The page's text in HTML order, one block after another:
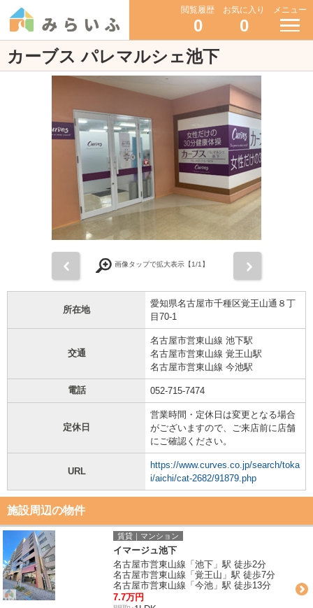
閲覧履歴
0
お気に入り
0
メニュー
カーブス パレマルシェ池下
画像タップで拡大表示【1/1】
所在地
愛知県名古屋市千種区覚王山通８丁
目70-1
交通
名古屋市営東山線 池下駅
名古屋市営東山線 覚王山駅
名古屋市営東山線 今池駅
電話 052-715-7474
定休日
営業時間・定休日は変更となる場合
がございますので、ご来店前に店舗
にご確認ください。
URL
https://www.curves.co.jp/search/toka
i/aichi/cat-2682/91879.php
施設周辺の物件
賃貸｜マンション
イマージュ池下
名古屋市営東山線「池下」駅 徒歩2分
名古屋市営東山線「覚王山」駅 徒歩7分
名古屋市営東山線「今池」駅 徒歩13分
7.7万円